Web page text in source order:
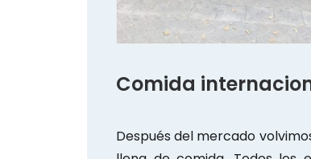
Comida
Después del mercado